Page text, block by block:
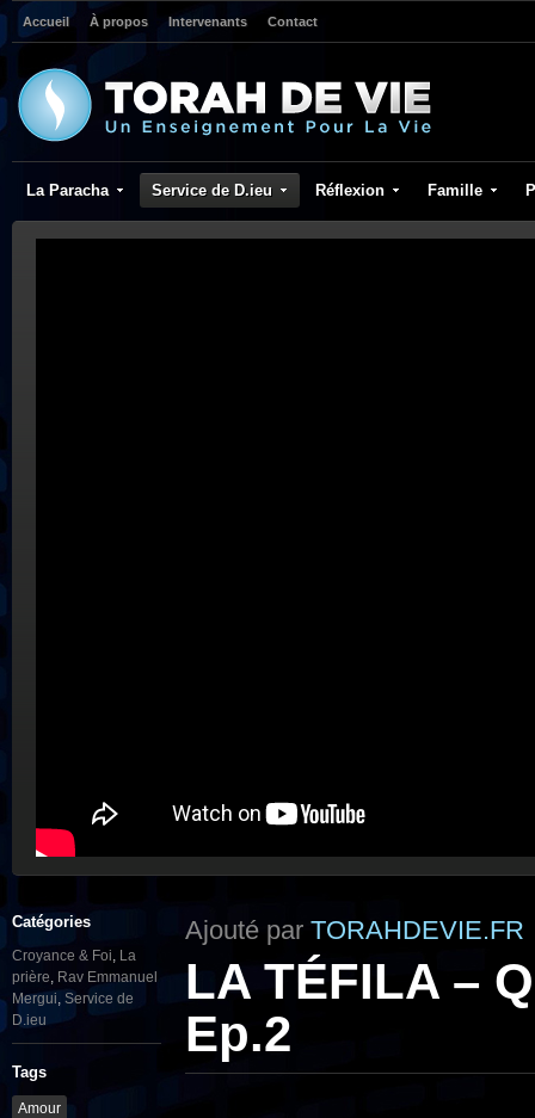
Accueil À propos Intervenants Contact
La Paracha Service de D.ieu Réflexion Famille
Catégories
Croyance & Foi, La
prière, Rav Emmanuel
Mergui, Service de
D.ieu
Tags
Amour
Ajouté par TORAHDEVIE.FR
LA TÉFILA –
Ep.2